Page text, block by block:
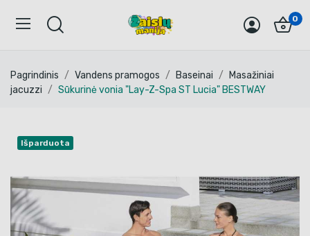
0
Pagrindinis Vandens pramogos Baseinai
Masažiniai
jacuzzi
Sūkurinė vonia "Lay-Z-Spa ST Lucia" BESTWAY
Išparduota